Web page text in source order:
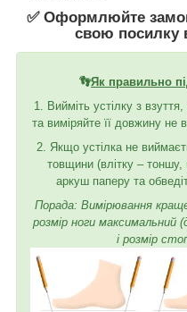
✅ Оформлюйте
свою посилку
👣Як правильно
1. Вийміть устілку з
та виміряйте її довжину не
2. Якщо устілка не
товщини (влітку – тоншу,
аркуш паперу та
Порада: Вимірювання
розмір ноги максимальний
і розмір